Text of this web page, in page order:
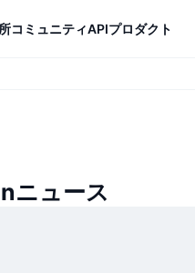
コミュニティAPIプロダクト
ニュース